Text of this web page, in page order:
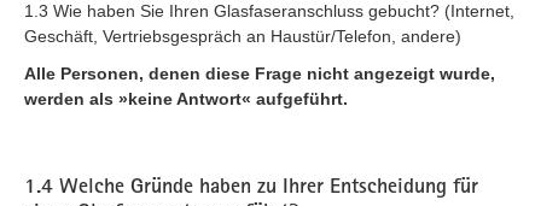
1.3 Wie haben Sie Ihren Glasfaseranschluss gebucht? (Internet,
Geschäft, Vertriebsgespräch an Haustür/Telefon, andere)
Alle Personen, denen diese Frage nicht angezeigt wurde,
werden als »keine Antwort« aufgeführt.
1.4 Welche Gründe haben zu Ihrer Entscheidung für